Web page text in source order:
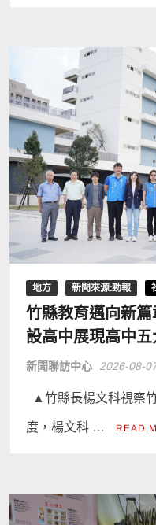
地方 新聞來源:勁報
竹縣教育邁向新
設高中展現高中
新聞聯訪中心 2026-08-
▲竹縣長楊文科視察
度，楊文科 … READ